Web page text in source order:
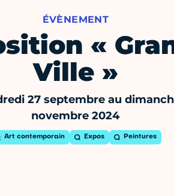
ÉVÈNEMENT
«
Ville »
27 septembre au
novembre 2024
Art contemporain Expos Peintures